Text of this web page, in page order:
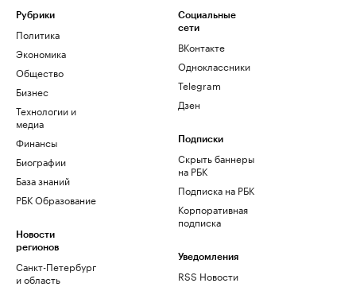
Рубрики
Политика
Экономика
Общество
Бизнес
Технологии и
медиа
Финансы
Биографии
База знаний
РБК Образование
Новости
регионов
Санкт-Петербург
и область
Социальные
сети
ВКонтакте
Одноклассники
Telegram
Дзен
Подписки
Скрыть баннеры
на РБК
Подписка на РБК
Корпоративная
подписка
Уведомления
RSS Новости